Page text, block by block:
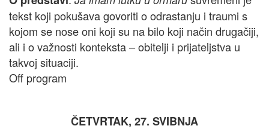
tekst koji pokušava govoriti o odrastanju i traumi s
kojom se nose oni koji su na bilo koji način drugačiji,
ali i o važnosti konteksta – obitelji i prijateljstva u
takvoj situaciji.
Off program
ČETVRTAK, 27. SVIBNJA